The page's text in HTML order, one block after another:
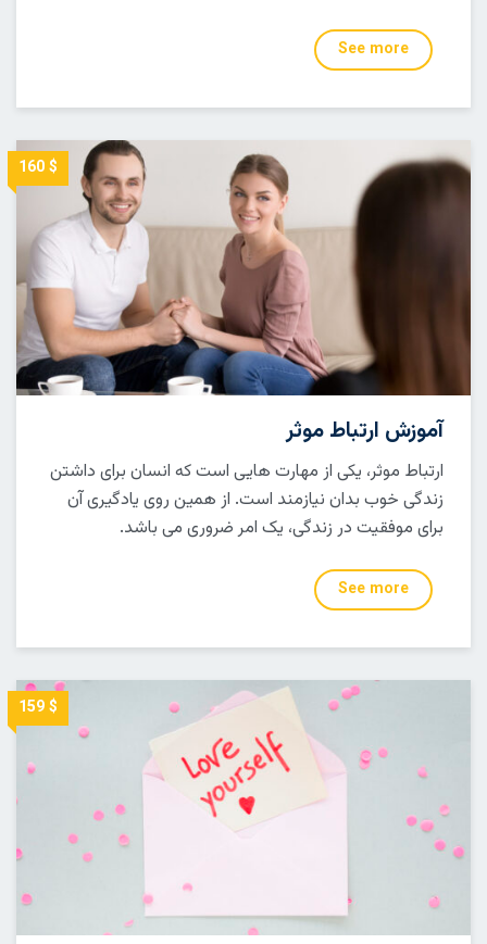
See more
$ 160
آموزش ارتباط موثر
ارتباط موثر، یکی از مهارت هایی است که انسان برای داشتن
زندگی خوب بدان نیازمند است. از همین روی یادگیری آن
برای موفقیت در زندگی، یک امر ضروری می باشد.
See more
$ 159